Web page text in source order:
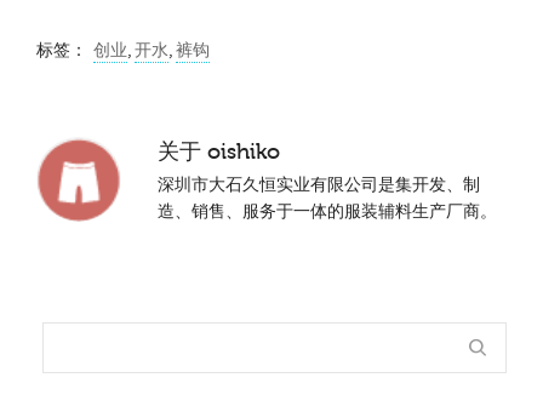
标签： 创业,开水,裤钩
关于 oishiko
深圳市大石久恒实业有限公司是集开发、制
造、销售、服务于一体的服装辅料生产厂商。